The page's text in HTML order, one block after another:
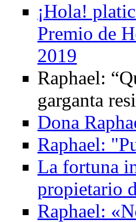
¡Hola!
Premio de
2019
Raphael:
garganta
Dona
Raphael:
La fortuna
propietario
Raphael: